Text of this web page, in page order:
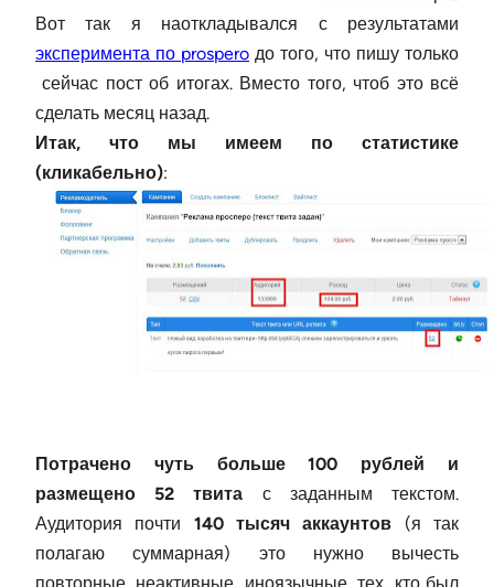
Вот так я наоткладывался с результатами
эксперимента по prospero до того, что пишу только
сейчас пост об итогах. Вместо того, чтоб это всё
сделать месяц назад.
Итак, что мы имеем по статистике
(кликабельно):
Потрачено чуть больше 100 рублей и
размещено 52 твита с заданным текстом.
Аудитория почти 140 тысяч аккаунтов (я так
полагаю суммарная) это нужно вычесть